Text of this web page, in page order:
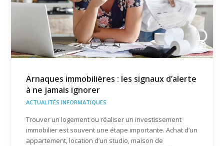
Arnaques immobilières : les signaux d’alerte
à ne jamais ignorer
ACTUALITÉS INFORMATIQUES
Trouver un logement ou réaliser un investissement
immobilier est souvent une étape importante. Achat d’un
appartement, location d’un studio, maison de